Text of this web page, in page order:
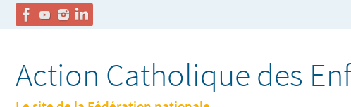
contenu
Action Catholique des